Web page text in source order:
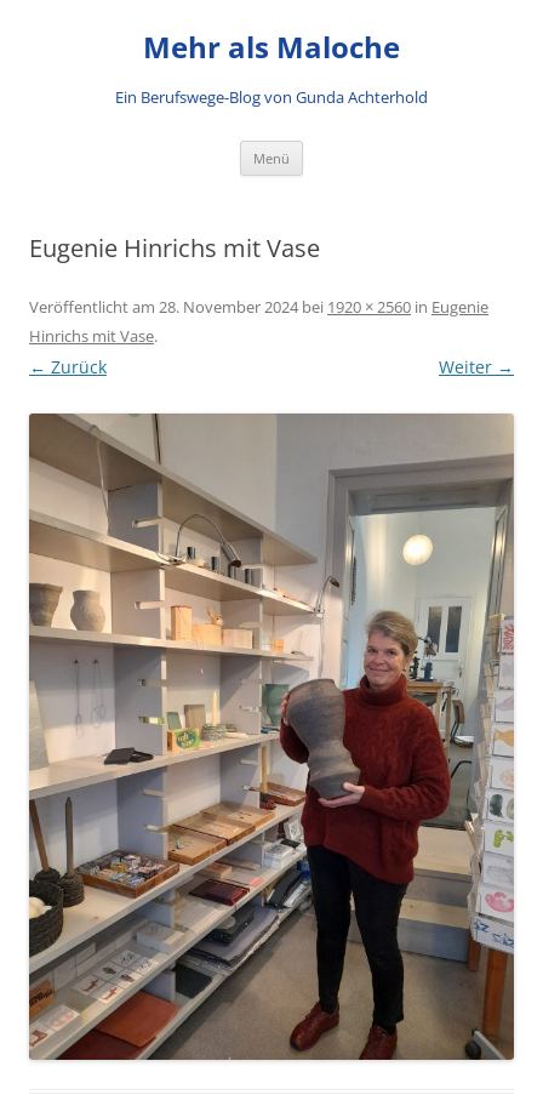
Mehr als Maloche
Ein Berufswege-Blog von Gunda Achterhold
Menü
Eugenie Hinrichs mit Vase
Veröffentlicht am 28. November 2024bei 1920 × 2560 in Eugenie
Hinrichs mit Vase.
← Zurück Weiter →